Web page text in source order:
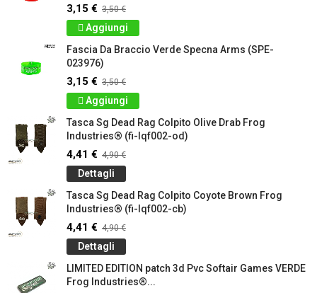
3,15 € 3,50 €
Aggiungi
Fascia Da Braccio Verde Specna Arms (SPE-
023976)
3,15 € 3,50 €
Aggiungi
Tasca Sg Dead Rag Colpito Olive Drab Frog
Industries® (fi-lqf002-od)
4,41 € 4,90 €
Dettagli
Tasca Sg Dead Rag Colpito Coyote Brown Frog
Industries® (fi-lqf002-cb)
4,41 € 4,90 €
Dettagli
LIMITED EDITION patch 3d Pvc Softair Games VERDE
Frog Industries®...